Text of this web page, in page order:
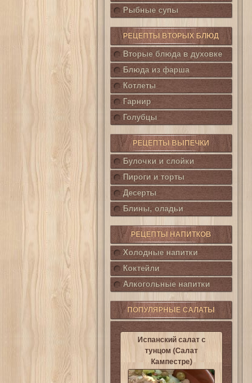
Рыбные супы
РЕЦЕПТЫ ВТОРЫХ БЛЮД
Вторые блюда в духовке
Блюда из фарша
Котлеты
Гарнир
Голубцы
РЕЦЕПТЫ ВЫПЕЧКИ
Булочки и слойки
Пироги и торты
Десерты
Блины, оладьи
РЕЦЕПТЫ НАПИТКОВ
Холодные напитки
Коктейли
Алкогольные напитки
ПОПУЛЯРНЫЕ САЛАТЫ
Испанский салат с
тунцом (Салат
Кампестре)